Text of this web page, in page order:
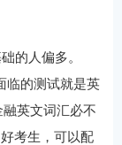
的人偏多。
临的测试就是英
英文词汇必不
考生，可以配